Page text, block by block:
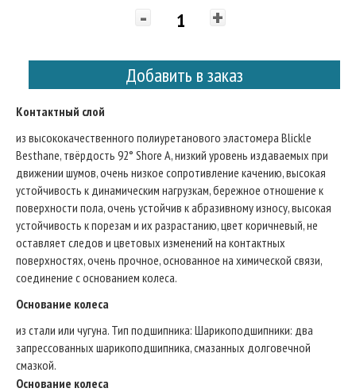
- +
Добавить в заказ
Контактный слой
из высококачественного полиуретанового эластомера Blickle
Besthane, твёрдость 92° Shore A, низкий уровень издаваемых при
движении шумов, очень низкое сопротивление качению, высокая
устойчивость к динамическим нагрузкам, бережное отношение к
поверхности пола, очень устойчив к абразивному износу, высокая
устойчивость к порезам и их разрастанию, цвет коричневый, не
оставляет следов и цветовых изменений на контактных
поверхностях, очень прочное, основанное на химической связи,
соединение с основанием колеса.
Основание колеса
из стали или чугуна. Тип подшипникa: Шарикоподшипники: два
запрессованных шарикоподшипника, смазанных долговечной
смазкой.
Основание колеса